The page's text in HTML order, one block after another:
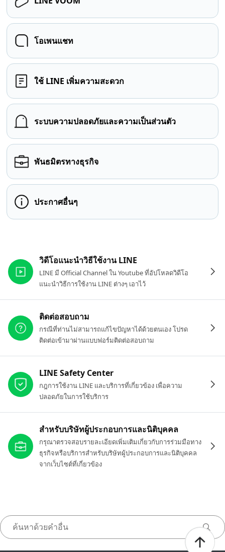
โอเพนแชท
ใช้ LINE เพิ่มความสะดวก
ระบบความปลอดภัยและความเป็นส่วนตัว
พันธมิตรทางธุรกิจ
ประกาศอื่นๆ
วิดีโอแนะนำวิธีใช้งาน LINE
LINE มี Official Channel ใน Youtube ที่อัปโหลดวิดีโอ
แนะนำวิธีการใช้งาน LINE ต่างๆ เอาไว้
ติดต่อสอบถาม
กรณีที่ท่านไม่สามารถแก้ไขปัญหาได้ด้วยตนเอง โปรด
ติดต่อเข้ามาผ่านแบบฟอร์มติดต่อสอบถาม
LINE Safety Center
กฎการใช้งาน LINE และบริการที่เกี่ยวข้อง เพื่อความ
ปลอดภัยในการใช้บริการ
สำหรับบริษัทผู้ประกอบการและนิติบุคคล
กรุณาตรวจสอบรายละเอียดเพิ่มเติมเกี่ยวกับการร่วมมือทาง
ธุรกิจหรือบริการสำหรับบริษัทผู้ประกอบการและนิติบุคคล
จากเว็บไซต์ที่เกี่ยวข้อง